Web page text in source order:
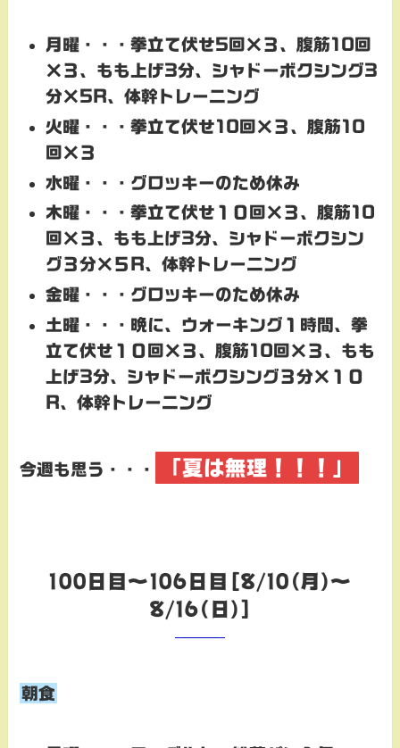
月曜・・・ 拳立て伏せ5回×３、腹筋10回
×３、もも上げ3分、シャドーボクシング3
分×5R、体幹トレーニング
火曜・・・ 拳立て伏せ10回×３、腹筋10
回×３
水曜・・・ グロッキーのため休み
木曜・・・ 拳立て伏せ１０回×３、腹筋10
回×３、もも上げ3分、シャドーボクシン
グ３分×５R、体幹トレーニング
金曜・・・ グロッキーのため休み
土曜・・・ 晩に、ウォーキング１時間、拳
立て伏せ１０回×３、腹筋10回×３、もも
上げ3分、シャドーボクシング３分×１０
R、体幹トレーニング
今週も思う・・・ 「夏は無理！！！」
100日目～106日目[8/10(月)～
8/16(日)]
朝食